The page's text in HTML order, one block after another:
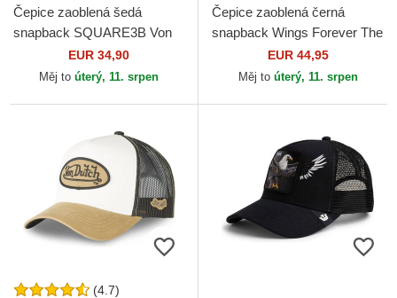
Čepice zaoblená šedá
snapback SQUARE3B Von
EUR 34,90
Měj to úterý, 11. srpen
Čepice zaoblená černá
snapback Wings Forever The
Farm Goorin Bros.
EUR 44,95
Měj to úterý, 11. srpen
(4.7)